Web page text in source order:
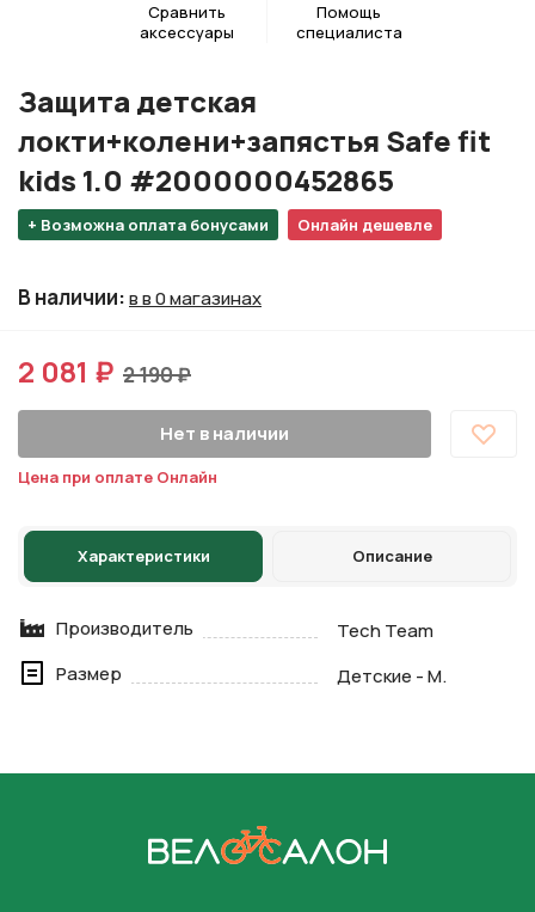
Сравнить
аксессуары
Помощь
специалиста
+ Возможна оплата бонусами Онлайн дешевле
Защита детская
локти+колени+запястья Safe fit
kids 1.0 #2000000452865
В наличии:в в 0 магазинах
2 081 ₽ 2 190 ₽
Нет в наличии
Цена при оплате Онлайн
Характеристики Описание
Производитель
Tech Team
Размер
Детские - M.